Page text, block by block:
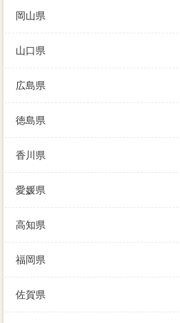
岡山県
山口県
広島県
徳島県
香川県
愛媛県
高知県
福岡県
佐賀県